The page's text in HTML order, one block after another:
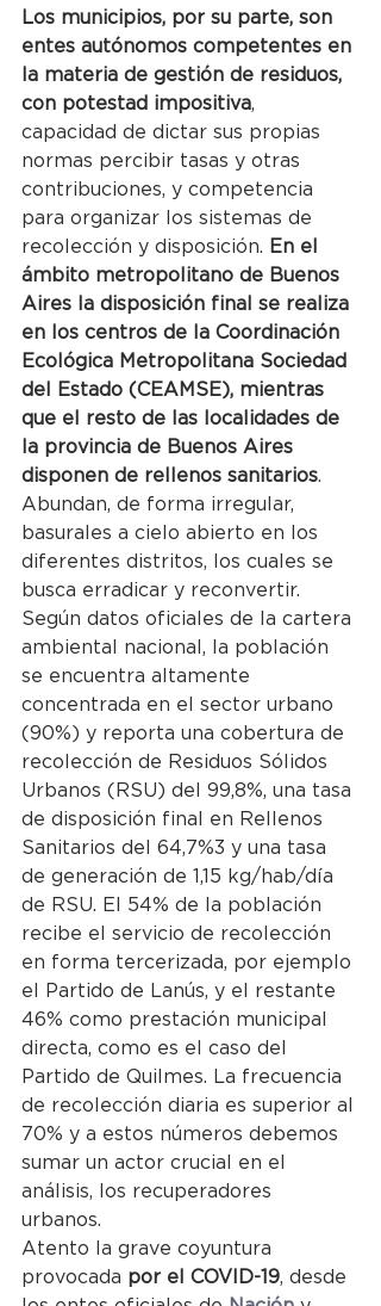
Los municipios, por su parte, son
entes autónomos competentes en
la materia de gestión de residuos,
con potestad impositiva,
capacidad de dictar sus propias
normas percibir tasas y otras
contribuciones, y competencia
para organizar los sistemas de
recolección y disposición. En el
ámbito metropolitano de Buenos
Aires la disposición final se realiza
en los centros de la Coordinación
Ecológica Metropolitana Sociedad
del Estado (CEAMSE), mientras
que el resto de las localidades de
la provincia de Buenos Aires
disponen de rellenos sanitarios.
Abundan, de forma irregular,
basurales a cielo abierto en los
diferentes distritos, los cuales se
busca erradicar y reconvertir.
Según datos oficiales de la cartera
ambiental nacional, la población
se encuentra altamente
concentrada en el sector urbano
(90%) y reporta una cobertura de
recolección de Residuos Sólidos
Urbanos (RSU) del 99,8%, una tasa
de disposición final en Rellenos
Sanitarios del 64,7%3 y una tasa
de generación de 1,15 kg/hab/día
de RSU. El 54% de la población
recibe el servicio de recolección
en forma tercerizada, por ejemplo
el Partido de Lanús, y el restante
46% como prestación municipal
directa, como es el caso del
Partido de Quilmes. La frecuencia
de recolección diaria es superior al
70% y a estos números debemos
sumar un actor crucial en el
análisis, los recuperadores
urbanos.
Atento la grave coyuntura
provocada por el COVID-19, desde